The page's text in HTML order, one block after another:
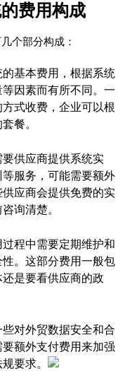
费用构成
个部分构成：
基本费用，根据系统
因素而有所不同。一
方式收费，企业可以根
餐。
供应商提供系统实
服务，可能需要额外
应商会提供免费的实
询清楚。
程中需要定期维护和
。这部分费用一般包
是要看供应商的政
些对外贸数据安全和合
额外支付费用来加强
规要求。